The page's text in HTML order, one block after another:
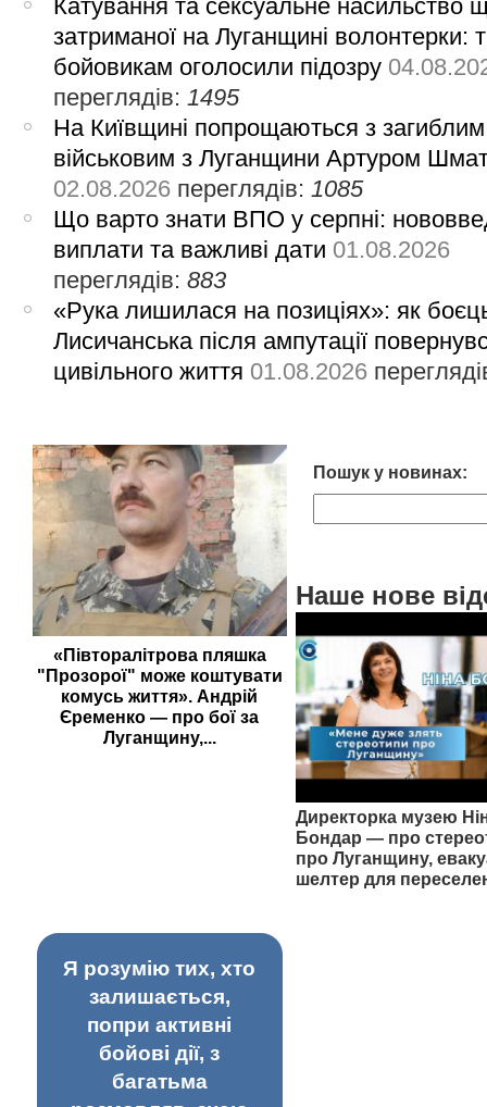
Катування та сексуальне насильство
затриманої на Луганщині волонтерки:
бойовикам оголосили підозру
переглядів:1495
На Київщині попрощаються з загиблим
військовим з Луганщини Артуром
02.08.2026 переглядів:1085
Що варто знати ВПО у серпні:
виплати та важливі дати 01.08.2026
переглядів:883
«Рука лишилася на позиціях»: як
Лисичанська після ампутації
цивільного життя 01.08.2026
«Півторалітрова пляшка
"Прозорої" може коштувати
комусь життя». Андрій
Єременко — про бої за
Луганщину,...
Пошук у новинах:
Наше нове
Директорка музею
Бондар — про
про Луганщину,
шелтер для
Я розумію тих, хто
залишається,
попри активні
бойові дії, з
багатьма